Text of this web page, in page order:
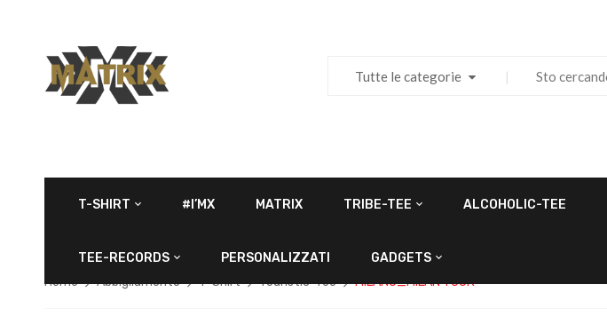
Tutte le categorie
T-SHIRT #I’MX MATRIX TRIBE-TEE ALCOHOLIC-TEE
TEE-RECORDS PERSONALIZZATI GADGETS
Home Abbigliamento T-Shirt Touristic-Tee MILANO_MILAN TOUR